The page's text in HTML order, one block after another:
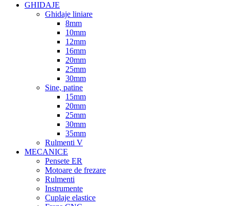
GHIDAJE
Ghidaje liniare
8mm
10mm
12mm
16mm
20mm
25mm
30mm
Sine, patine
15mm
20mm
25mm
30mm
35mm
Rulmenti V
MECANICE
Pensete ER
Motoare de frezare
Rulmenti
Instrumente
Cuplaje elastice